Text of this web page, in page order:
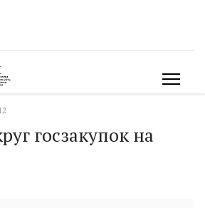
госзакупок на